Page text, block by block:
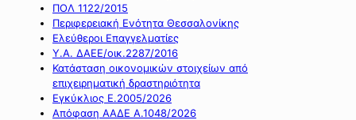
ΠΟΛ 1122/2015
Περιφερειακή Ενότητα Θεσσαλονίκης
Ελεύθεροι Επαγγελματίες
Υ.Α. ΔΑΕΕ/οικ.2287/2016
Κατάσταση οικονομικών στοιχείων από
επιχειρηματική δραστηριότητα
Εγκύκλιος Ε.2005/2026
Απόφαση ΑΑΔΕ Α.1048/2026